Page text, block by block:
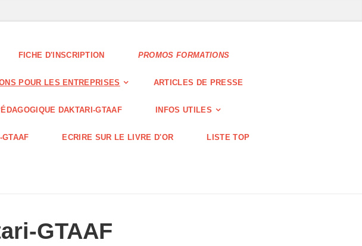
FICHE D'INSCRIPTION PROMOS FORMATIONS
POUR LES ENTREPRISES ARTICLES DE PRESSE
DAKTARI-GTAAF INFOS UTILES
ECRIRE SUR LE LIVRE D'OR LISTE TOP
GTAAF